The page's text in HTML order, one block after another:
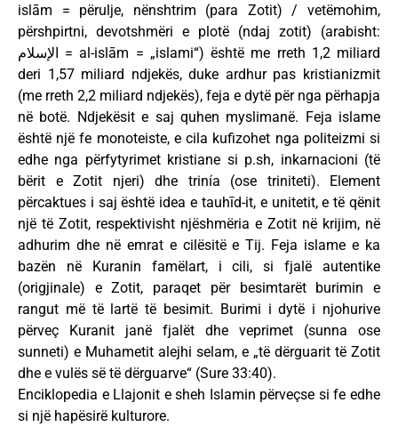
islām = përulje, nënshtrim (para Zotit) / vetëmohim,
përshpirtni, devotshmëri e plotë (ndaj zotit) (arabisht:
الإسلام = al-islām = „islami“) është me rreth 1,2 miliard
deri 1,57 miliard ndjekës, duke ardhur pas kristianizmit
(me rreth 2,2 miliard ndjekës), feja e dytë për nga përhapja
në botë. Ndjekësit e saj quhen myslimanë. Feja islame
është një fe monoteiste, e cila kufizohet nga politeizmi si
edhe nga përfytyrimet kristiane si p.sh, inkarnacioni (të
bërit e Zotit njeri) dhe trinía (ose triniteti). Element
përcaktues i saj është idea e tauhīd-it, e unitetit, e të qënit
një të Zotit, respektivisht njëshmëria e Zotit në krijim, në
adhurim dhe në emrat e cilësitë e Tij. Feja islame e ka
bazën në Kuranin famëlart, i cili, si fjalë autentike
(origjinale) e Zotit, paraqet për besimtarët burimin e
rangut më të lartë të besimit. Burimi i dytë i njohurive
përveç Kuranit janë fjalët dhe veprimet (sunna ose
sunneti) e Muhametit alejhi selam, e „të dërguarit të Zotit
dhe e vulës së të dërguarve“ (Sure 33:40).
Enciklopedia e Llajonit e sheh Islamin përveçse si fe edhe
si një hapësirë kulturore.